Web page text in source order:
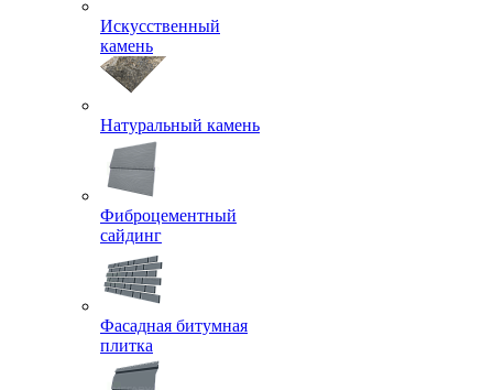
Искусственный
камень
Натуральный камень
Фиброцементный
сайдинг
Фасадная битумная
плитка